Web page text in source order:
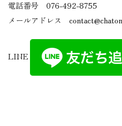
電話番号 076-492-8755
メールアドレス
LINE